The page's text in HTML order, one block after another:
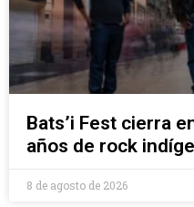
Bats’i Fest cierra
años de rock
8 de agosto de 2026